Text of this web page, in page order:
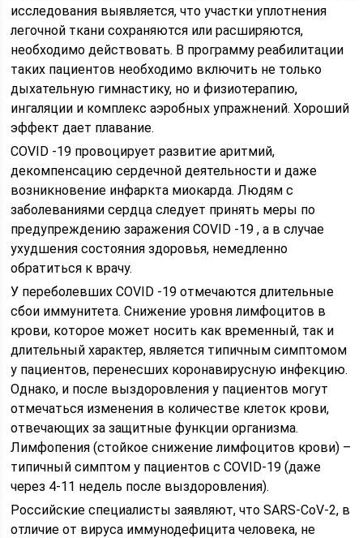
исследования выявляется, что участки уплотнения
легочной ткани сохраняются или расширяются,
необходимо действовать. В программу реабилитации
таких пациентов необходимо включить не только
дыхательную гимнастику, но и физиотерапию,
ингаляции и комплекс аэробных упражнений. Хороший
эффект дает плавание.
COVID -19 провоцирует развитие аритмий,
декомпенсацию сердечной деятельности и даже
возникновение инфаркта миокарда. Людям с
заболеваниями сердца следует принять меры по
предупреждению заражения COVID -19 , а в случае
ухудшения состояния здоровья, немедленно
обратиться к врачу.
У переболевших COVID -19 отмечаются длительные
сбои иммунитета. Снижение уровня лимфоцитов в
крови, которое может носить как временный, так и
длительный характер, является типичным симптомом
у пациентов, перенесших коронавирусную инфекцию.
Однако, и после выздоровления у пациентов могут
отмечаться изменения в количестве клеток крови,
отвечающих за защитные функции организма.
Лимфопения (стойкое снижение лимфоцитов крови) –
типичный симптом у пациентов с COVID-19 (даже
через 4-11 недель после выздоровления).
Российские специалисты заявляют, что SARS-CоV-2, в
отличие от вируса иммунодефицита человека, не